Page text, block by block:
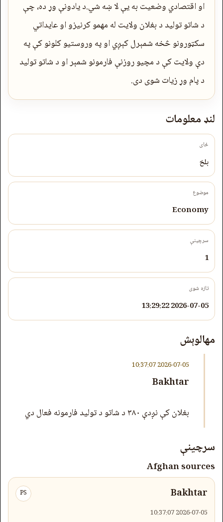
او اقتصادي وضعیت به یې لا ښه شي.د یادونې وړ ده، چې
د شاتو تولید د بغلان ولایت له مهمو کرنیزو او عایداتي
سکټورونو څخه شمېرل کېږي او په وروستیو کلونو کې په
دې ولایت کې د مچیو روزنې فارمونو شمېر او د شاتو تولید
د پام وړ زیات شوی دی.
لنډ معلومات
ځای
بلخ
موضوع
Economy
سرچینې
1
تازه شوی
2026-07-05 13:29:22
مهالوېش
2026-07-05 10:37:07
Bakhtar
بغلان کې نږدې ۳۸۰ د شاتو د تولید فارمونه فعال دي
سرچینې
Afghan sources
Bakhtar
PS
2026-07-05 10:37:07